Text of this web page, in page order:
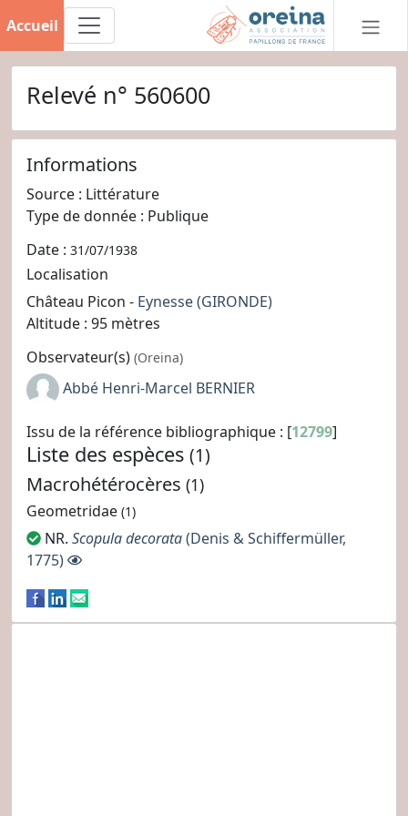
Accueil
Relevé n° 560600
Informations
Source : Littérature
Type de donnée : Publique
Date : 31/07/1938
Localisation
Château Picon - Eynesse(GIRONDE)
Altitude : 95 mètres
Observateur(s) (Oreina)
Abbé Henri-Marcel BERNIER
Issu de la référence bibliographique : [12799]
Liste des espèces (1)
Macrohétérocères (1)
Geometridae (1)
NR. Scopula decorata(Denis & Schiffermüller,
1775)